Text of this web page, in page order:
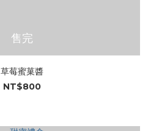
售完
草莓蜜菓醬
NT$800